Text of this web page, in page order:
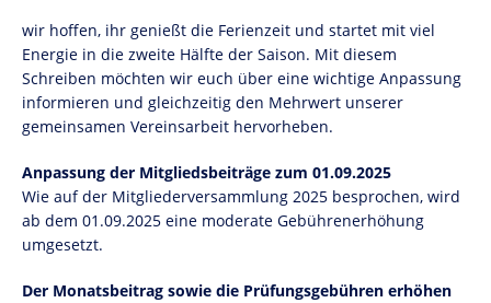
wir hoffen, ihr genießt die Ferienzeit und startet mit viel
Energie in die zweite Hälfte der Saison. Mit diesem
Schreiben möchten wir euch über eine wichtige Anpassung
informieren und gleichzeitig den Mehrwert unserer
gemeinsamen Vereinsarbeit hervorheben.
Anpassung der Mitgliedsbeiträge zum 01.09.2025
Wie auf der Mitgliederversammlung 2025 besprochen, wird
ab dem 01.09.2025 eine moderate Gebührenerhöhung
umgesetzt.
Der Monatsbeitrag sowie die Prüfungsgebühren erhöhen